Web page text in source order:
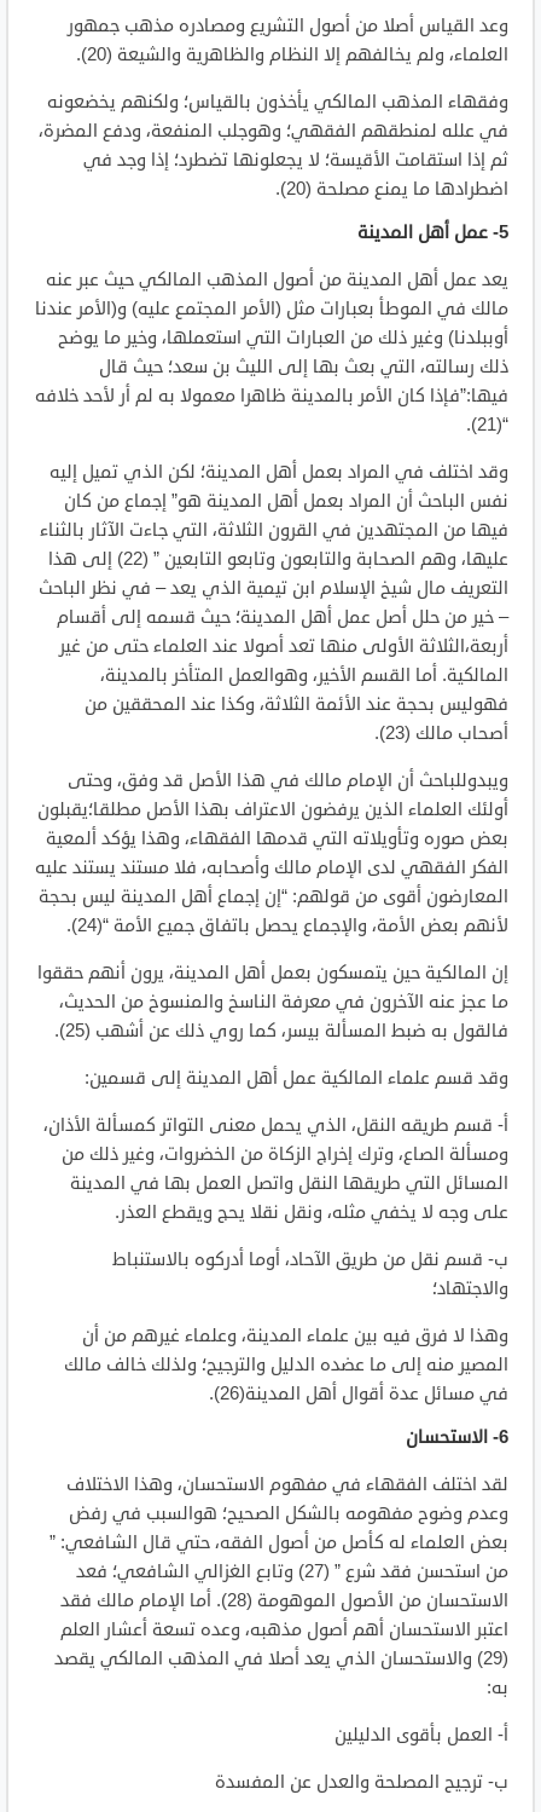
وعد القياس أصلا من أصول التشريع ومصادره مذهب جمهور
العلماء، ولم يخالفهم إلا النظام والظاهرية والشيعة (20).
وفقهاء المذهب المالكي يأخذون بالقياس؛ ولكنهم يخضعونه
في علله لمنطقهم الفقهي؛ وهوجلب المنفعة، ودفع المضرة،
ثم إذا استقامت الأقيسة؛ لا يجعلونها تضطرد؛ إذا وجد في
اضطرادها ما يمنع مصلحة (20).
5- عمل أهل المدينة
يعد عمل أهل المدينة من أصول المذهب المالكي حيث عبر عنه
مالك في الموطأ بعبارات مثل (الأمر المجتمع عليه) و(الأمر عندنا
أوببلدنا) وغير ذلك من العبارات التي استعملها، وخير ما يوضح
ذلك رسالته، التي بعث بها إلى الليث بن سعد؛ حيث قال
فيها:”فإذا كان الأمر بالمدينة ظاهرا معمولا به لم أر لأحد خلافه
“(21).
وقد اختلف في المراد بعمل أهل المدينة؛ لكن الذي تميل إليه
نفس الباحث أن المراد بعمل أهل المدينة هو” إجماع من كان
فيها من المجتهدين في القرون الثلاثة، التي جاءت الآثار بالثناء
عليها، وهم الصحابة والتابعون وتابعو التابعين ” (22) إلى هذا
التعريف مال شيخ الإسلام ابن تيمية الذي يعد – في نظر الباحث
– خير من حلل أصل عمل أهل المدينة؛ حيث قسمه إلى أقسام
أربعة،الثلاثة الأولى منها تعد أصولا عند العلماء حتى من غير
المالكية. أما القسم الأخير، وهوالعمل المتأخر بالمدينة،
فهوليس بحجة عند الأئمة الثلاثة، وكذا عند المحققين من
أصحاب مالك (23).
ويبدوللباحث أن الإمام مالك في هذا الأصل قد وفق، وحتى
أولئك العلماء الذين يرفضون الاعتراف بهذا الأصل مطلقا؛يقبلون
بعض صوره وتأويلاته التي قدمها الفقهاء، وهذا يؤكد ألمعية
الفكر الفقهي لدى الإمام مالك وأصحابه، فلا مستند يستند عليه
المعارضون أقوى من قولهم: “إن إجماع أهل المدينة ليس بحجة
لأنهم بعض الأمة، والإجماع يحصل باتفاق جميع الأمة “(24).
إن المالكية حين يتمسكون بعمل أهل المدينة، يرون أنهم حققوا
ما عجز عنه الآخرون في معرفة الناسخ والمنسوخ من الحديث،
فالقول به ضبط المسألة بيسر، كما روي ذلك عن أشهب (25).
وقد قسم علماء المالكية عمل أهل المدينة إلى قسمين:
أ‌- قسم طريقه النقل، الذي يحمل معنى التواتر كمسألة الأذان،
ومسألة الصاع، وترك إخراج الزكاة من الخضروات، وغير ذلك من
المسائل التي طريقها النقل واتصل العمل بها في المدينة
على وجه لا يخفي مثله، ونقل نقلا يحج ويقطع العذر.
ب‌- قسم نقل من طريق الآحاد، أوما أدركوه بالاستنباط
والاجتهاد؛
وهذا لا فرق فيه بين علماء المدينة، وعلماء غيرهم من أن
المصير منه إلى ما عضده الدليل والترجيح؛ ولذلك خالف مالك
في مسائل عدة أقوال أهل المدينة(26).
6- الاستحسان
لقد اختلف الفقهاء في مفهوم الاستحسان، وهذا الاختلاف
وعدم وضوح مفهومه بالشكل الصحيح؛ هوالسبب في رفض
بعض العلماء له كأصل من أصول الفقه، حتي قال الشافعي: ”
من استحسن فقد شرع ” (27) وتابع الغزالي الشافعي؛ فعد
الاستحسان من الأصول الموهومة (28). أما الإمام مالك فقد
اعتبر الاستحسان أهم أصول مذهبه، وعده تسعة أعشار العلم
(29) والاستحسان الذي يعد أصلا في المذهب المالكي يقصد
به:
أ‌- العمل بأقوى الدليلين
ب‌- ترجيح المصلحة والعدل عن المفسدة